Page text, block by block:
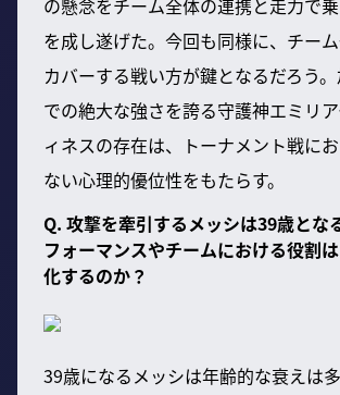
を成し遂げた。今回も同様に、チー
カバーする戦い方が鍵となるだろう
での絶大な強さを誇る守護神エミリ
ィネスの存在は、トーナメント戦に
ない心理的優位性をもたらす。
Q. 攻撃を牽引するメッシは39歳とな
フォーマンスやチームにおける役割
化するのか？
39歳になるメッシは年齢的な衰えは